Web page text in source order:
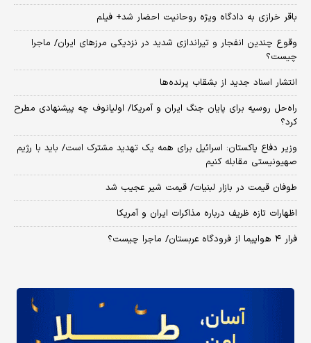
باقر خرازی به دادگاه ویژه روحانیت احضار شد+ فیلم
وقوع چندین انفجار و تیراندازی شدید در نزدیکی مرز‌های ایران/ ماجرا
چیست؟
انتشار اسناد جدید از بشقاب پرنده‌ها
راه‌حل روسیه برای پایان جنگ ایران و آمریکا/ اولیانوف چه پیشنهادی مطرح
کرد؟
وزیر دفاع پاکستان: اسرائیل برای همه یک تهدید مشترک است/ باید با رژیم
صهیونیستی مقابله کنیم
طوفان قیمت در بازار لبنیات/ قیمت شیر عجیب شد
اظهارات تازه ظریف درباره مذاکرات ایران و آمریکا
فرار ۴ هواپیما از فرودگاه عربستان/ ماجرا چیست؟